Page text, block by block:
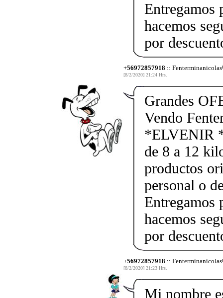
Entregamos
hacemos
por
+56972857918 :: Fenterminanicolas
[8/2/2020] 21:24 Hrs.
Grandes
Vendo
*ELVENIR
de 8 a 12
productos
personal o
Entregamos
hacemos
por
+56972857918 :: Fenterminanicolas
[8/2/2020] 21:23 Hrs.
Mi nombre